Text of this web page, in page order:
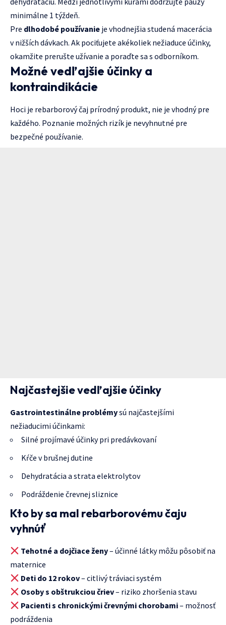
minimálne 1 týždeň.
Pre dlhodobé používanie je vhodnejšia studená macerácia
v nižších dávkach. Ak pociťujete akékoliek nežiaduce účinky,
okamžite prerušte užívanie a poraďte sa s odborníkom.
Možné vedľajšie účinky a
kontraindikácie
Hoci je rebarborový čaj prírodný produkt, nie je vhodný pre
každého. Poznanie možných rizík je nevyhnutné pre
bezpečné používanie.
Najčastejšie vedľajšie účinky
Gastrointestinálne problémysú najčastejšími
nežiaducimi účinkami:
Silné projímavé účinky pri predávkovaní
Kŕče v brušnej dutine
Dehydratácia a strata elektrolytov
Podráždenie črevnej sliznice
Kto by sa mal rebarborovému čaju
vyhnúť
Tehotné a dojčiace ženy– účinné látky môžu pôsobiť na
maternice
Deti do 12 rokov– citlivý tráviaci systém
Osoby s obštrukciou čriev– riziko zhoršenia stavu
Pacienti s chronickými črevnými chorobami– možnosť
podráždenia